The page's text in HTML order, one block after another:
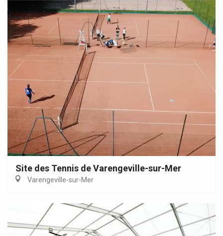
Site des Tennis de Varengeville-sur-Mer
Varengeville-sur-Mer